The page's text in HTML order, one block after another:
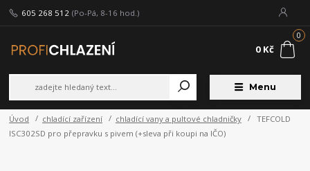
Menu
605 268 512 (Po-Pá, 8-16 hod.)
0
0 Kč
Úvod chladící zařízení chladící vany a pultové chladničky
TEFCOLD
ISC302SD pro přepravku s pivem (+sleva při koupi na IČO)